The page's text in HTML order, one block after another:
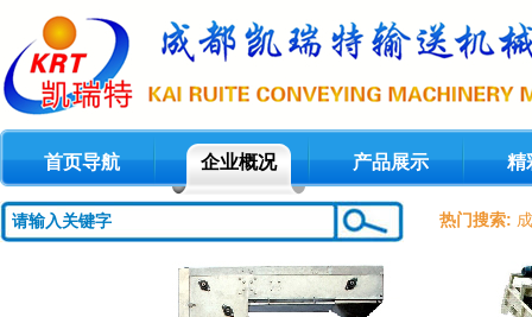
首页导航 企业概况 产品展示 精
热门搜索: